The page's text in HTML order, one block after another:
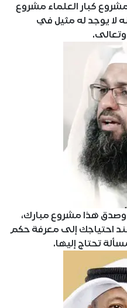
كبار العلماء مشروع
لا يوجد له مثيل في
وتعالى.
وصدق هذا مشروع مبارك،
احتياجك إلى معرفة حكم
تحتاج إليها.